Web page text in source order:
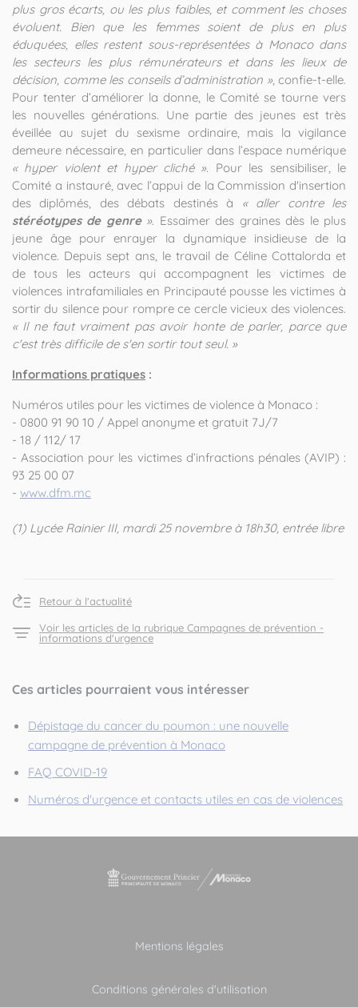
plus gros écarts, ou les plus faibles, et comment les choses
évoluent. Bien que les femmes soient de plus en plus
éduquées, elles restent sous-représentées à Monaco dans
les secteurs les plus rémunérateurs et dans les lieux de
décision, comme les conseils d’administration », confie-t-elle.
Pour tenter d’améliorer la donne, le Comité se tourne vers
les nouvelles générations. Une partie des jeunes est très
éveillée au sujet du sexisme ordinaire, mais la vigilance
demeure nécessaire, en particulier dans l’espace numérique
« hyper violent et hyper cliché ». Pour les sensibiliser, le
Comité a instauré, avec l’appui de la Commission d'insertion
des diplômés, des débats destinés à « aller contre les
stéréotypes de genre ». Essaimer des graines dès le plus
jeune âge pour enrayer la dynamique insidieuse de la
violence. Depuis sept ans, le travail de Céline Cottalorda et
de tous les acteurs qui accompagnent les victimes de
violences intrafamiliales en Principauté pousse les victimes à
sortir du silence pour rompre ce cercle vicieux des violences.
« Il ne faut vraiment pas avoir honte de parler, parce que
c'est très difficile de s'en sortir tout seul. »
Informations pratiques :
Numéros utiles pour les victimes de violence à Monaco :
- 0800 91 90 10 / Appel anonyme et gratuit 7J/7
- 18 / 112/ 17
- Association pour les victimes d’infractions pénales (AVIP) :
93 25 00 07
- www.dfm.mc
(1) Lycée Rainier III, mardi 25 novembre à 18h30, entrée libre
Retour à l'actualité
Voir les articles de la rubrique Campagnes de prévention -
informations d'urgence
Ces articles pourraient vous intéresser
Dépistage du cancer du poumon : une nouvelle
campagne de prévention à Monaco
FAQ COVID-19
Numéros d'urgence et contacts utiles en cas de violences
Mentions légales
Conditions générales d'utilisation